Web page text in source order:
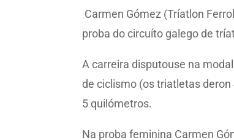
Carmen Gómez (Tríatlon
proba do circuíto galego de
A carreira disputouse na
de ciclismo (os triatletas
5 quilómetros.
Na proba feminina Carmen